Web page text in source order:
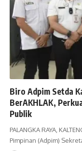
Biro Adpim Setda
BerAKHLAK,
Publik
PALANGKA RAYA,
Pimpinan (Adpim)